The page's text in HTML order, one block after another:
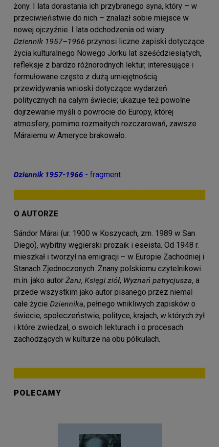
żony. I lata dorastania ich przybranego syna, który – w
przeciwieństwie do nich – znalazł sobie miejsce w
nowej ojczyźnie. I lata odchodzenia od wiary.
Dziennik 1957–1966 przynosi liczne zapiski dotyczące
życia kulturalnego Nowego Jorku lat sześćdziesiątych,
refleksje z bardzo różnorodnych lektur, interesujące i
formułowane często z dużą umiejętnością
przewidywania wnioski dotyczące wydarzeń
politycznych na całym świecie; ukazuje też powolne
dojrzewanie myśli o powrocie do Europy, której
atmosfery, pomimo rozmaitych rozczarowań, zawsze
Máraiemu w Ameryce brakowało.
Dziennik 1957-1966 - fragment
O AUTORZE
Sándor Márai (ur. 1900 w Koszycach, zm. 1989 w San
Diego), wybitny węgierski prozaik i eseista. Od 1948 r.
mieszkał i tworzył na emigracji – w Europie Zachodniej i
Stanach Zjednoczonych. Znany polskiemu czytelnikowi
m.in. jako autor Żaru, Księgi ziół, Wyznań patrycjusza, a
przede wszystkim jako autor pisanego przez niemal
całe życie Dziennika, pełnego wnikliwych zapisków o
świecie, społeczeństwie, polityce, krajach, w których żył
i które zwiedzał, o swoich lekturach i o procesach
zachodzących w kulturze na obu półkulach.
POLECAMY